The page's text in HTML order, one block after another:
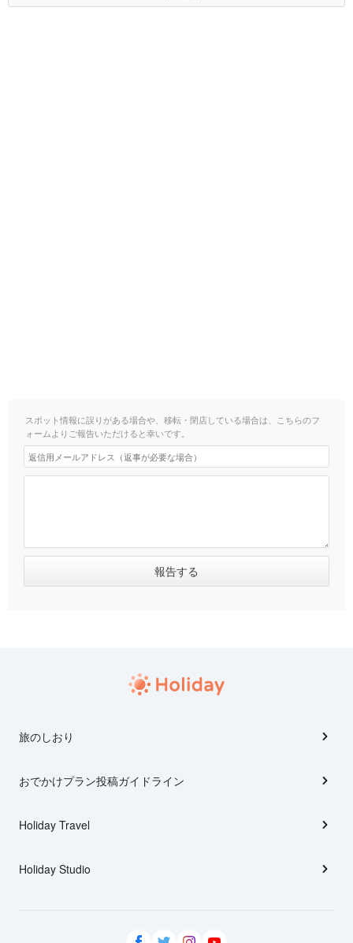
スポット情報に誤りがある場合や、移転・閉店している場合は、こちらのフ
ォームよりご報告いただけると幸いです。
旅のしおり
おでかけプラン投稿ガイドライン
Holiday Travel
Holiday Studio